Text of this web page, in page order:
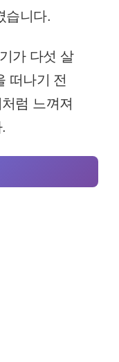
습니다.
가 다섯 살
떠나기 전
럼 느껴져